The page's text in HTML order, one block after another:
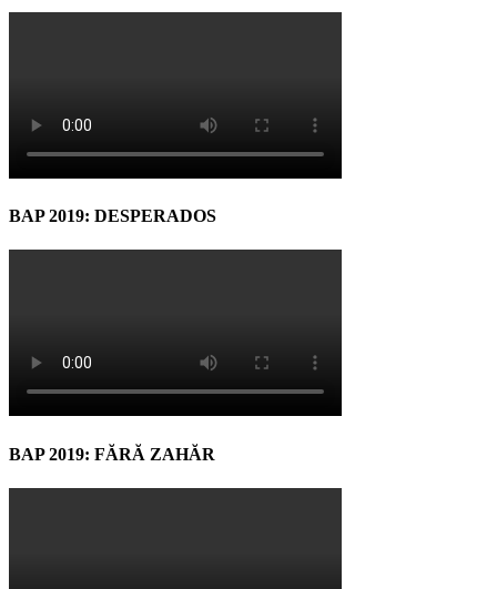
BAP 2019: DESPERADOS
BAP 2019: FĂRĂ ZAHĂR